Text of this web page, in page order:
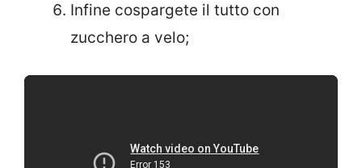
Infine cospargete il tutto con
zucchero a velo;